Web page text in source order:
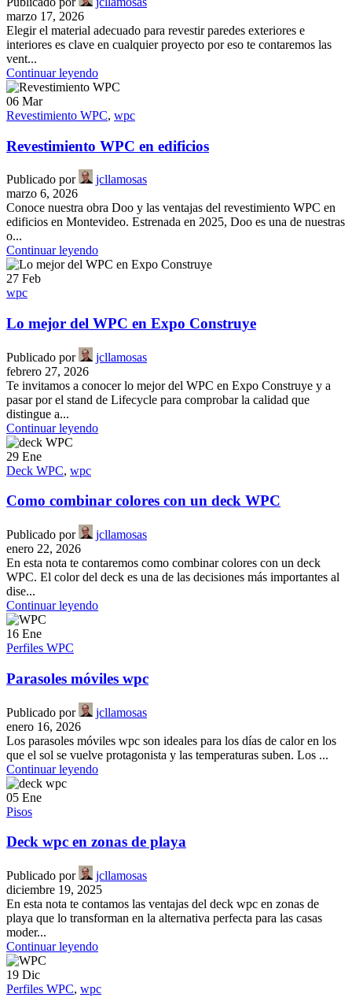
marzo 17, 2026
Elegir el material adecuado para revestir paredes exteriores e
interiores es clave en cualquier proyecto por eso te contaremos las
vent...
Continuar leyendo
06 Mar
Revestimiento WPC, wpc
Revestimiento WPC en edificios
Publicado por
jcllamosas
marzo 6, 2026
Conoce nuestra obra Doo y las ventajas del revestimiento WPC en
edificios en Montevideo. Estrenada en 2025, Doo es una de nuestras
o...
Continuar leyendo
27 Feb
wpc
Lo mejor del WPC en Expo Construye
Publicado por
jcllamosas
febrero 27, 2026
Te invitamos a conocer lo mejor del WPC en Expo Construye y a
pasar por el stand de Lifecycle para comprobar la calidad que
distingue a...
Continuar leyendo
29 Ene
Deck WPC, wpc
Como combinar colores con un deck WPC
Publicado por
jcllamosas
enero 22, 2026
En esta nota te contaremos como combinar colores con un deck
WPC. El color del deck es una de las decisiones más importantes al
dise...
Continuar leyendo
16 Ene
Perfiles WPC
Parasoles móviles wpc
Publicado por
jcllamosas
enero 16, 2026
Los parasoles móviles wpc son ideales para los días de calor en los
que el sol se vuelve protagonista y las temperaturas suben. Los ...
Continuar leyendo
05 Ene
Pisos
Deck wpc en zonas de playa
Publicado por
jcllamosas
diciembre 19, 2025
En esta nota te contamos las ventajas del deck wpc en zonas de
playa que lo transforman en la alternativa perfecta para las casas
moder...
Continuar leyendo
19 Dic
Perfiles WPC, wpc